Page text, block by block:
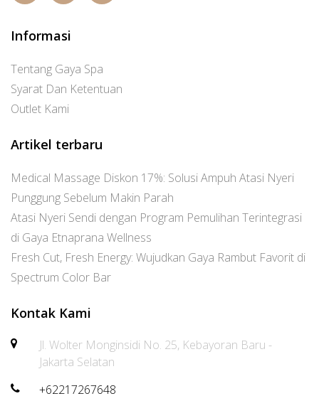
Informasi
Tentang Gaya Spa
Syarat Dan Ketentuan
Outlet Kami
Artikel terbaru
Medical Massage Diskon 17%: Solusi Ampuh Atasi Nyeri
Punggung Sebelum Makin Parah
Atasi Nyeri Sendi dengan Program Pemulihan Terintegrasi
di Gaya Etnaprana Wellness
Fresh Cut, Fresh Energy: Wujudkan Gaya Rambut Favorit di
Spectrum Color Bar
Kontak Kami
Jl. Wolter Monginsidi No. 25, Kebayoran Baru -
Jakarta Selatan
+62217267648